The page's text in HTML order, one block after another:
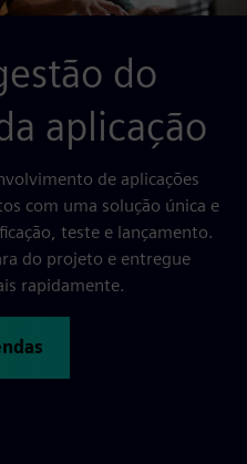
do
aplicação
de aplicações
com uma solução única e
teste e lançamento.
do projeto e entregue
rapidamente.